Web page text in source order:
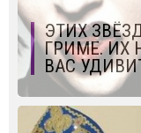
ЭТИХ
ГРИМЕ. ИХ
ВАС